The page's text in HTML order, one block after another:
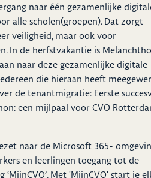
naar één gezamenlijke
alle scholen(groepen). Dat zorgt
veiligheid, maar ook voor
In de herfstvakantie is
naar deze gezamenlijke digitale
die hieraan heeft
de tenantmigratie: Eerste
een mijlpaal voor CVO
naar de Microsoft 365-
en leerlingen toegang tot de
Met 'MijnCVO' start je